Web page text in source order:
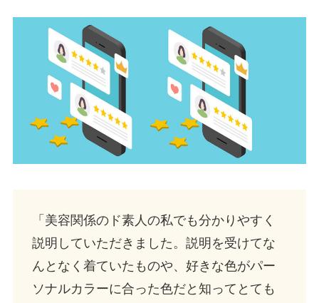
「美容関係のド素人の私でも分かりやすく
説明していただきました。説明を受けてな
んとなく着ていたものや、好きな色がパー
ソナルカラーに合った色だと知ってとても